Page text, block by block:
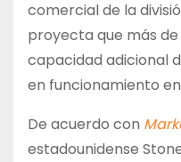
comercial de la
proyecta que más
capacidad adicional
en funcionamiento
De acuerdo con
estadounidense